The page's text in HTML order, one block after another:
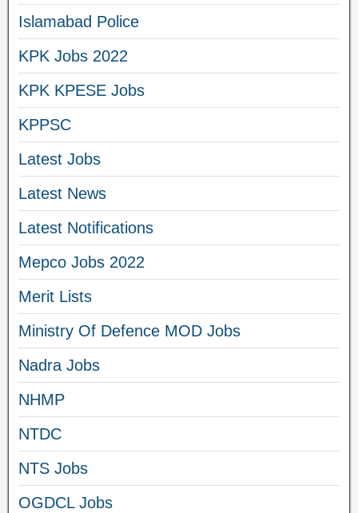
Islamabad Police
KPK Jobs 2022
KPK KPESE Jobs
KPPSC
Latest Jobs
Latest News
Latest Notifications
Mepco Jobs 2022
Merit Lists
Ministry Of Defence MOD Jobs
Nadra Jobs
NHMP
NTDC
NTS Jobs
OGDCL Jobs